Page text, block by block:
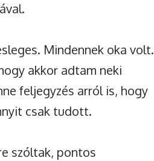
Mindennek oka volt.
akkor adtam neki
feljegyzés arról is, hogy
csak tudott.
szóltak, pontos